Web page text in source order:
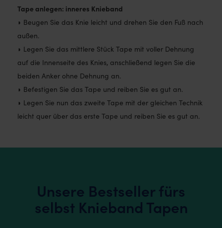
Tape anlegen: inneres Knieband
◗ Beugen Sie das Knie leicht und drehen Sie den Fuß nach
außen.
◗ Legen Sie das mittlere Stück Tape mit voller Dehnung
auf die Innenseite des Knies, anschließend legen Sie die
beiden Anker ohne Dehnung an.
◗ Befestigen Sie das Tape und reiben Sie es gut an.
◗ Legen Sie nun das zweite Tape mit der gleichen Technik
leicht quer über das erste Tape und reiben Sie es gut an.
Unsere Bestseller fürs
selbst Knieband Tapen